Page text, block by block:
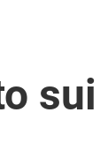
sui